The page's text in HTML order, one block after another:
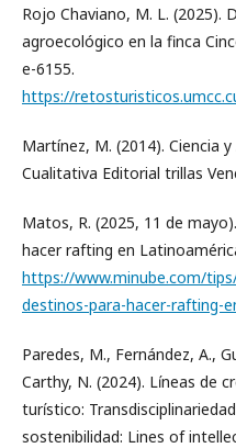
Rojo Chaviano, M. L.
agroecológico en la finca
e-6155.
https://
Martínez, M. (2014). Ciencia
Cualitativa Editorial trillas
Matos, R. (2025, 11 de
hacer rafting en
https://www.minube.com/
destinos-para-hacer-rafting-
Paredes, M., Fernández, A.,
Carthy, N. (2024). Lı́neas de
turı́stico:
sostenibilidad: Lines of